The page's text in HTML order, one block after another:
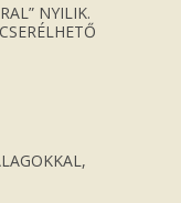
NYILIK.